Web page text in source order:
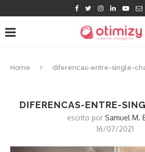
Home diferencas-entre-single-
DIFERENCAS-ENTRE-
escrito por Samuel M.
16/07/2021